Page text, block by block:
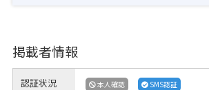
掲載者情報
認証状況 本人確認
SMS認証